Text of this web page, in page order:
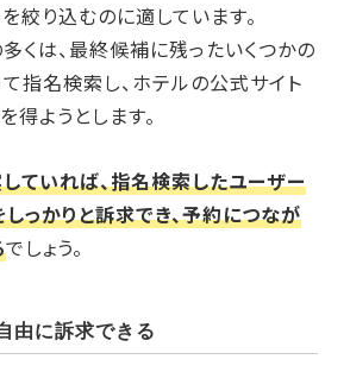
絞り込むのに適しています。
くは、最終候補に残ったいくつかの
指名検索し、ホテルの公式サイト
得ようとします。
ていれば、指名検索したユーザー
っかりと訴求でき、予約につなが
でしょう。
由に訴求できる